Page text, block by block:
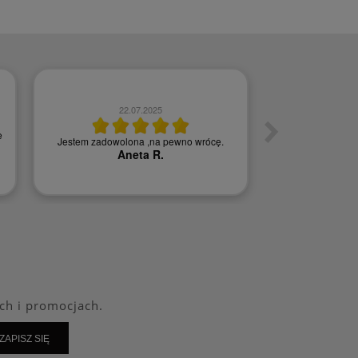
22.07.2025
Jestem zadowolona ,na pewno wrócę.
Aneta R.
i promocjach.
ZAPISZ SIĘ